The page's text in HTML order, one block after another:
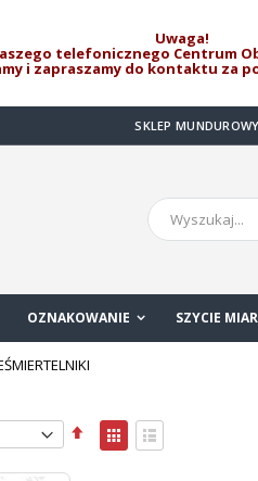
Uwaga!
telefonicznego Centrum
i zapraszamy do kontaktu za
SKLEP MUNDUROWY
Szukaj
OZNAKOWANIE SZYCIE
Ustaw
kierunek
Zobacz
jako